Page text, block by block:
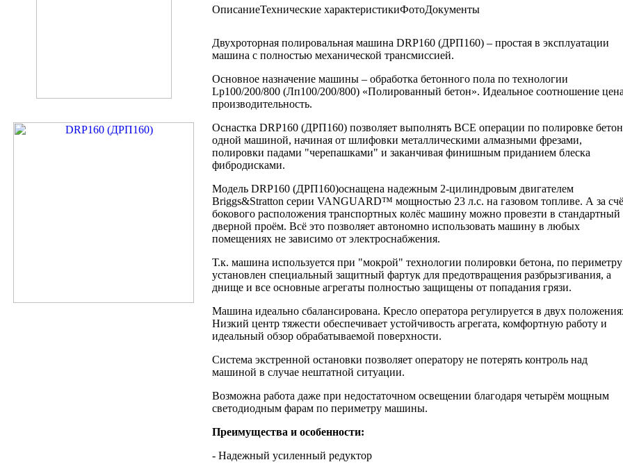
ОписаниеТехнические характеристикиФотоДокументы
Двухроторная полировальная машина DRP160 (ДРП160) – простая в эксплуатации
машина с полностью механической трансмиссией.
Основное назначение машины – обработка бетонного пола по технологии
Lp100/200/800 (Лп100/200/800) «Полированный бетон». Идеальное соотношение
производительность.
Оснастка DRP160 (ДРП160) позволяет выполнять ВСЕ операции по полировке
одной машиной, начиная от шлифовки металлическими алмазными фрезами,
полировки падами "черепашками" и заканчивая финишным приданием блеска
фибродисками.
Модель DRP160 (ДРП160)оснащена надежным 2-цилиндровым двигателем
Briggs&Stratton серии VANGUARD™ мощностью 23 л.с. на газовом топливе. А за
бокового расположения транспортных колёс машину можно провезти в стандартный
дверной проём. Всё это позволяет автономно использовать машину в любых
помещениях не зависимо от электроснабжения.
Т.к. машина используется при "мокрой" технологии полировки бетона, по периметру
установлен специальный защитный фартук для предотвращения разбрызгивания, а
днище и все основные агрегаты полностью защищены от попадания грязи.
Машина идеально сбалансирована. Кресло оператора регулируется в двух
Низкий центр тяжести обеспечивает устойчивость агрегата, комфортную работу и
идеальный обзор обрабатываемой поверхности.
Система экстренной остановки позволяет оператору не потерять контроль над
машиной в случае нештатной ситуации.
Возможна работа даже при недостаточном освещении благодаря четырём мощным
светодиодным фарам по периметру машины.
Преимущества и особенности:
- Надежный усиленный редуктор